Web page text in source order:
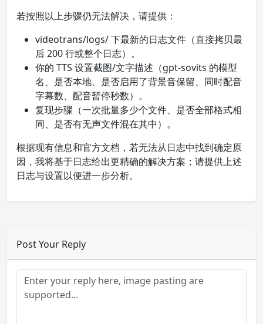
若按照以上步骤仍无法解决，请提供：
videotrans/logs/ 下最新的日志文件（直接拷贝最
后 200 行或整个日志）。
你的 TTS 设置截图/文字描述（gpt-sovits 的模型
名、是否本地、是否启用了背景音保留、同时配音
字幕数、配音暂停秒数）。
复现步骤（一次批量多少个文件、是否全部格式相
同、是否有无声文件混在其中）。
根据现有信息和官方文档，若无法从日志中找到确定原
因，我将基于日志给出更精确的解决方案；请提供上述
日志与设置以便进一步分析。
Post Your Reply